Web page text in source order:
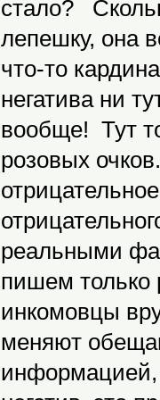
стало?
лепешку, она
что-то
негатива ни
вообще! Тут
розовых
реальными
пишем только
инкомовцы
меняют
информацией,